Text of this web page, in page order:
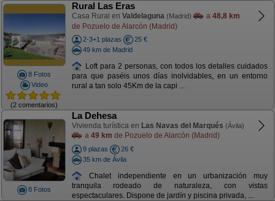
8 Fotos
Video
(2 comentarios)
Rural Las Eras
Casa Rural en Valdelaguna (Madrid) a 48,8 km
de Pozuelo de Alarcón (Madrid)
2-3+1 plazas
25 €
49 km de Madrid
Loft para 2 personas, con todos los detalles cuidados
para que paséis unos días inolvidables, en un entorno
rural a tan solo 45Km de la capi ...
8 Fotos
La Dehesa
Vivienda turística en Las Navas del Marqués (Ávila)
a 49 km de Pozuelo de Alarcón (Madrid)
9 plazas
26 €
35 km de Ávila
Chalet independiente en un urbanización muy
tranquila rodeado de naturaleza, con vistas
espectaculares. Dispone de jardín y piscina privada, ...